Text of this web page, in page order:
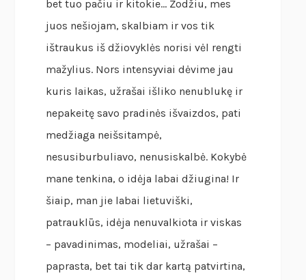
bet tuo pačiu ir kitokie… Žodžiu, mes
juos nešiojam, skalbiam ir vos tik
ištraukus iš džiovyklės norisi vėl rengti
mažylius. Nors intensyviai dėvime jau
kuris laikas, užrašai išliko nenublukę ir
nepakeitę savo pradinės išvaizdos, pati
medžiaga neišsitampė,
nesusiburbuliavo, nenusiskalbė. Kokybė
mane tenkina, o idėja labai džiugina! Ir
šiaip, man jie labai lietuviški,
patrauklūs, idėja nenuvalkiota ir viskas
– pavadinimas, modeliai, užrašai –
paprasta, bet tai tik dar kartą patvirtina,